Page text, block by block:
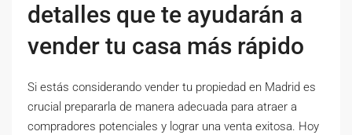
detalles que te ayudarán a
vender tu casa más rápido
Si estás considerando vender tu propiedad en Madrid es
crucial prepararla de manera adecuada para atraer a
compradores potenciales y lograr una venta exitosa. Hoy